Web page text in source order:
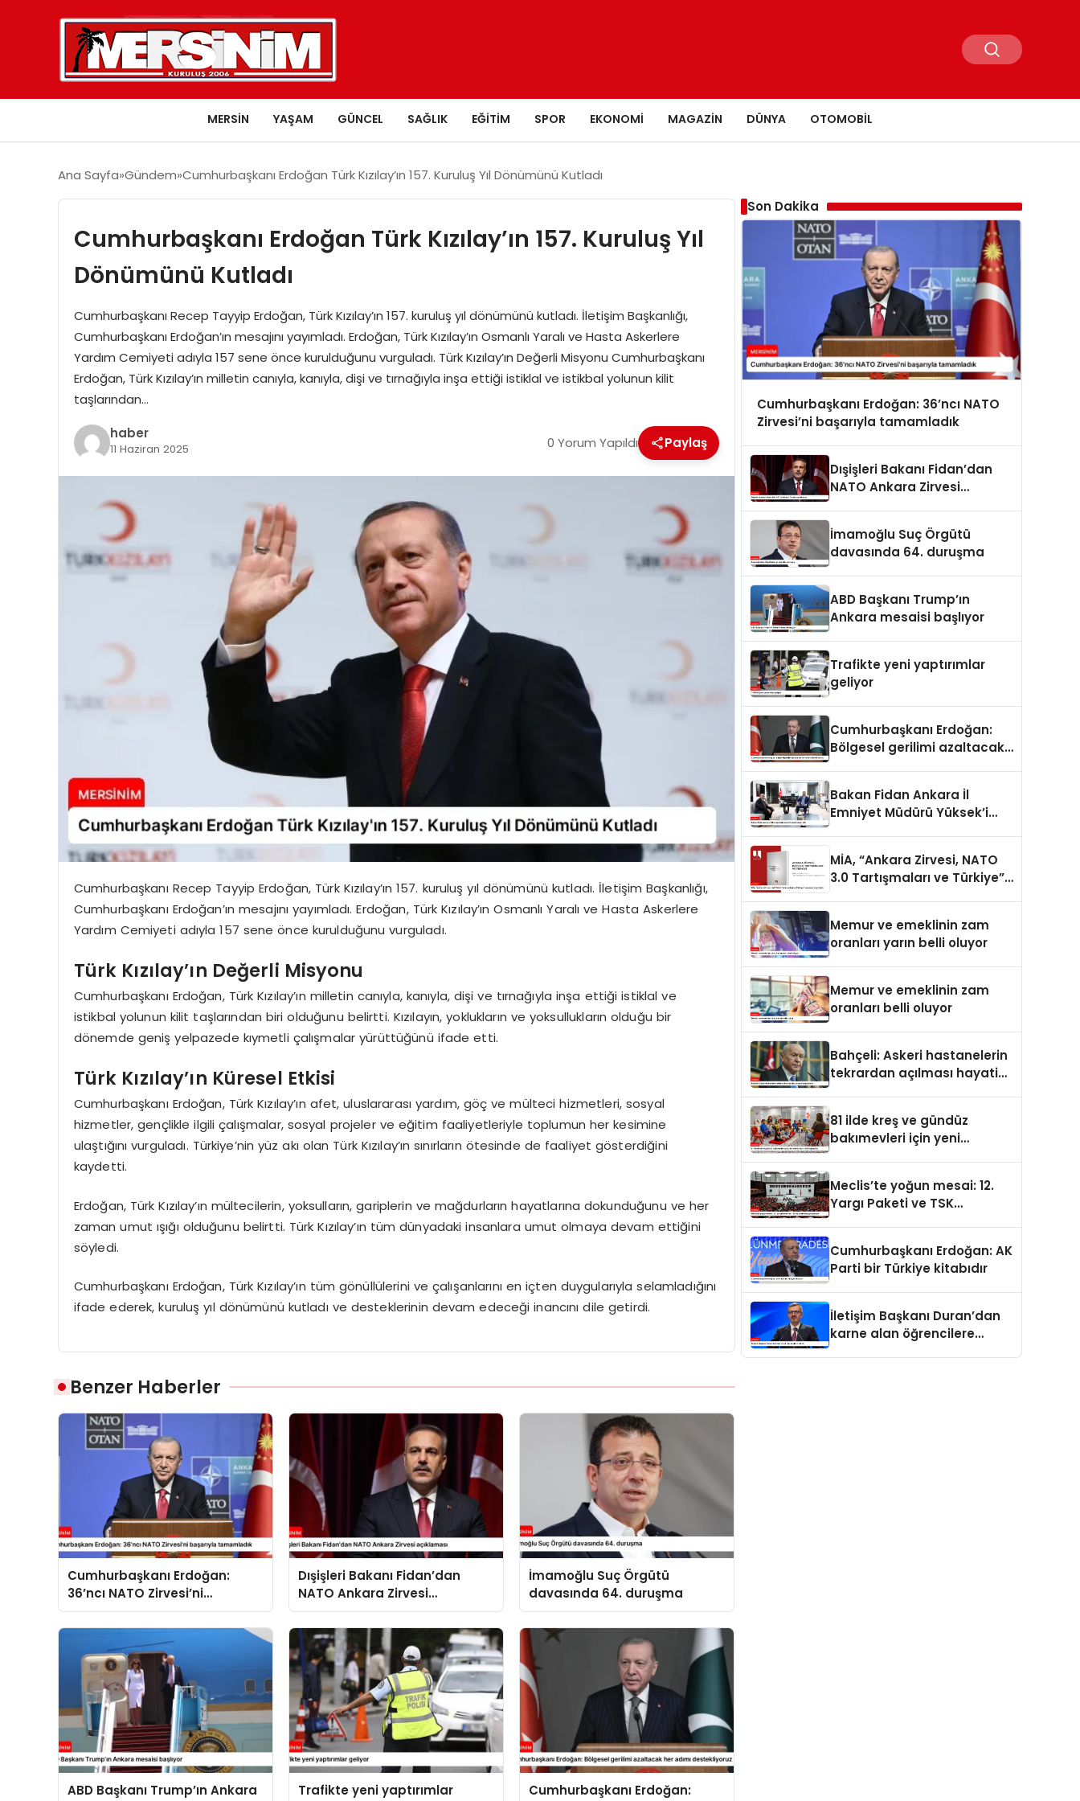
MERSIN YAŞAM GÜNCEL SAĞLIK EĞITIM SPOR EKONOMI MAGAZIN DÜNYA OTOMOBIL
Ana Sayfa Gündem Cumhurbaşkanı Erdoğan Türk Kızılay’ın 157. Kuruluş Yıl Dönümünü Kutladı
Cumhurbaşkanı Erdoğan Türk Kızılay’ın 157. Kuruluş Yıl
Dönümünü Kutladı
Cumhurbaşkanı Recep Tayyip Erdoğan, Türk Kızılay’ın 157. kuruluş yıl dönümünü kutladı. İletişim Başkanlığı,
Cumhurbaşkanı Erdoğan’ın mesajını yayımladı. Erdoğan, Türk Kızılay’ın Osmanlı Yaralı ve Hasta Askerlere
Yardım Cemiyeti adıyla 157 sene önce kurulduğunu vurguladı. Türk Kızılay’ın Değerli Misyonu Cumhurbaşkanı
Erdoğan, Türk Kızılay’ın milletin canıyla, kanıyla, dişi ve tırnağıyla inşa ettiği istiklal ve istikbal yolunun kilit
taşlarından…
haber
11 Haziran 2025 0 Yorum Yapıldı Paylaş
Cumhurbaşkanı Recep Tayyip Erdoğan, Türk Kızılay’ın 157. kuruluş yıl dönümünü kutladı. İletişim Başkanlığı,
Cumhurbaşkanı Erdoğan’ın mesajını yayımladı. Erdoğan, Türk Kızılay’ın Osmanlı Yaralı ve Hasta Askerlere
Yardım Cemiyeti adıyla 157 sene önce kurulduğunu vurguladı.
Türk Kızılay’ın Değerli Misyonu
Cumhurbaşkanı Erdoğan, Türk Kızılay’ın milletin canıyla, kanıyla, dişi ve tırnağıyla inşa ettiği istiklal ve
istikbal yolunun kilit taşlarından biri olduğunu belirtti. Kızılayın, yoklukların ve yoksullukların olduğu bir
dönemde geniş yelpazede kıymetli çalışmalar yürüttüğünü ifade etti.
Türk Kızılay’ın Küresel Etkisi
Cumhurbaşkanı Erdoğan, Türk Kızılay’ın afet, uluslararası yardım, göç ve mülteci hizmetleri, sosyal
hizmetler, gençlikle ilgili çalışmalar, sosyal projeler ve eğitim faaliyetleriyle toplumun her kesimine
ulaştığını vurguladı. Türkiye’nin yüz akı olan Türk Kızılay’ın sınırların ötesinde de faaliyet gösterdiğini
kaydetti.
Erdoğan, Türk Kızılay’ın mültecilerin, yoksulların, gariplerin ve mağdurların hayatlarına dokunduğunu ve her
zaman umut ışığı olduğunu belirtti. Türk Kızılay’ın tüm dünyadaki insanlara umut olmaya devam ettiğini
söyledi.
Cumhurbaşkanı Erdoğan, Türk Kızılay’ın tüm gönüllülerini ve çalışanlarını en içten duygularıyla selamladığını
ifade ederek, kuruluş yıl dönümünü kutladı ve desteklerinin devam edeceği inancını dile getirdi.
Benzer Haberler
Cumhurbaşkanı Erdoğan:
36’ncı NATO Zirvesi’ni
başarıyla tamamladık
Dışişleri Bakanı Fidan’dan
NATO Ankara Zirvesi
açıklaması
İmamoğlu Suç Örgütü
davasında 64. duruşma
ABD Başkanı Trump’ın Ankara
Trafikte yeni yaptırımlar
Cumhurbaşkanı Erdoğan:
Son Dakika
Cumhurbaşkanı Erdoğan: 36’ncı NATO
Zirvesi’ni başarıyla tamamladık
Dışişleri Bakanı Fidan’dan
NATO Ankara Zirvesi
İmamoğlu Suç Örgütü
davasında 64. duruşma
ABD Başkanı Trump’ın
Ankara mesaisi başlıyor
Trafikte yeni yaptırımlar
geliyor
Cumhurbaşkanı Erdoğan:
Bölgesel gerilimi azaltacak
Bakan Fidan Ankara İl
Emniyet Müdürü Yüksek’i
MİA, “Ankara Zirvesi, NATO
3.0 Tartışmaları ve Türkiye”
Memur ve emeklinin zam
oranları yarın belli oluyor
Memur ve emeklinin zam
oranları belli oluyor
Bahçeli: Askeri hastanelerin
tekrardan açılması hayati
81 ilde kreş ve gündüz
bakımevleri için yeni
Meclis’te yoğun mesai: 12.
Yargı Paketi ve TSK
Cumhurbaşkanı Erdoğan: AK
Parti bir Türkiye kitabıdır
İletişim Başkanı Duran’dan
karne alan öğrencilere